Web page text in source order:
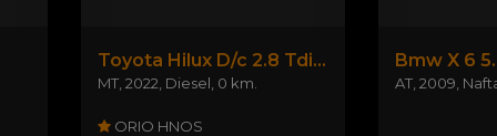
Toyota Hilux D/c 2.8 Tdi Srv M/t 4x2
MT, 2022 Diesel 0 km.
ORIO HNOS
Bmw X 6
AT, 2009